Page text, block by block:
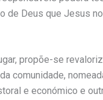
de Deus que Jesus
propõe-se
comunidade,
e económico e